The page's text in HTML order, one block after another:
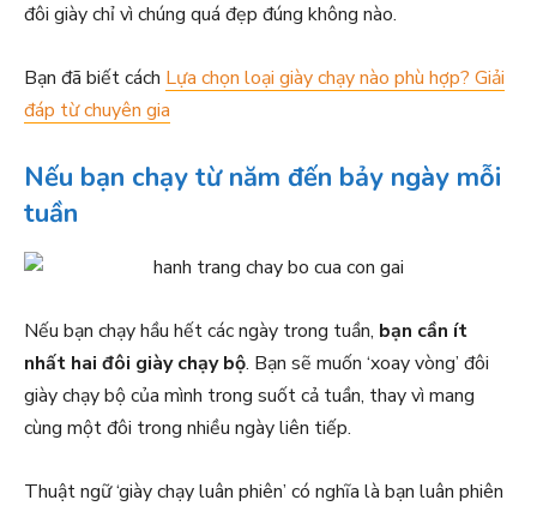
đôi giày chỉ vì chúng quá đẹp đúng không nào.
Bạn đã biết cách Lựa chọn loại giày chạy nào phù hợp? Giải
đáp từ chuyên gia
Nếu bạn chạy từ năm đến bảy ngày mỗi
tuần
Nếu bạn chạy hầu hết các ngày trong tuần, bạn cần ít
nhất hai đôi giày chạy bộ. Bạn sẽ muốn ‘xoay vòng’ đôi
giày chạy bộ của mình trong suốt cả tuần, thay vì mang
cùng một đôi trong nhiều ngày liên tiếp.
Thuật ngữ ‘giày chạy luân phiên’ có nghĩa là bạn luân phiên